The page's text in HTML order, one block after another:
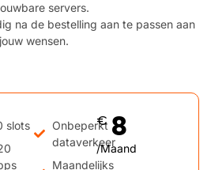
servers.
na de bestelling aan te passen aan
jouw wensen.
slots
Onbeperkt
dataverkeer
Maandelijks
€ 8
/Maand